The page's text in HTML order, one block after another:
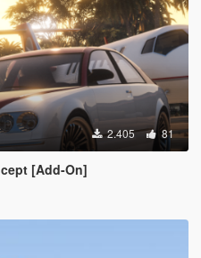
2.405 81
[Add-On]